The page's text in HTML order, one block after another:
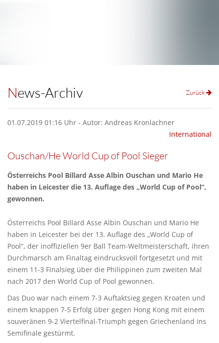
News-Archiv Zurück
01.07.2019 01:16 Uhr - Autor: Andreas Kronlachner
International
Ouschan/He World Cup of Pool Sieger
Österreichs Pool Billard Asse Albin Ouschan und Mario He
haben in Leicester die 13. Auflage des „World Cup of Pool“,
gewonnen.
Österreichs Pool Billard Asse Albin Ouschan und Mario He
haben in Leicester bei der 13. Auflage des „World Cup of
Pool“, der inoffiziellen 9er Ball Team-Weltmeisterschaft, ihren
Durchmarsch am Finaltag eindrucksvoll fortgesetzt und mit
einem 11-3 Finalsieg über die Philippinen zum zweiten Mal
nach 2017 den World Cup of Pool gewonnen.
Das Duo war nach einem 7-3 Auftaktsieg gegen Kroaten und
einem knappen 7-5 Erfolg über gegen Hong Kong mit einem
souveränen 9-2 Viertelfinal-Triumph gegen Griechenland ins
Semifinale gestürmt.